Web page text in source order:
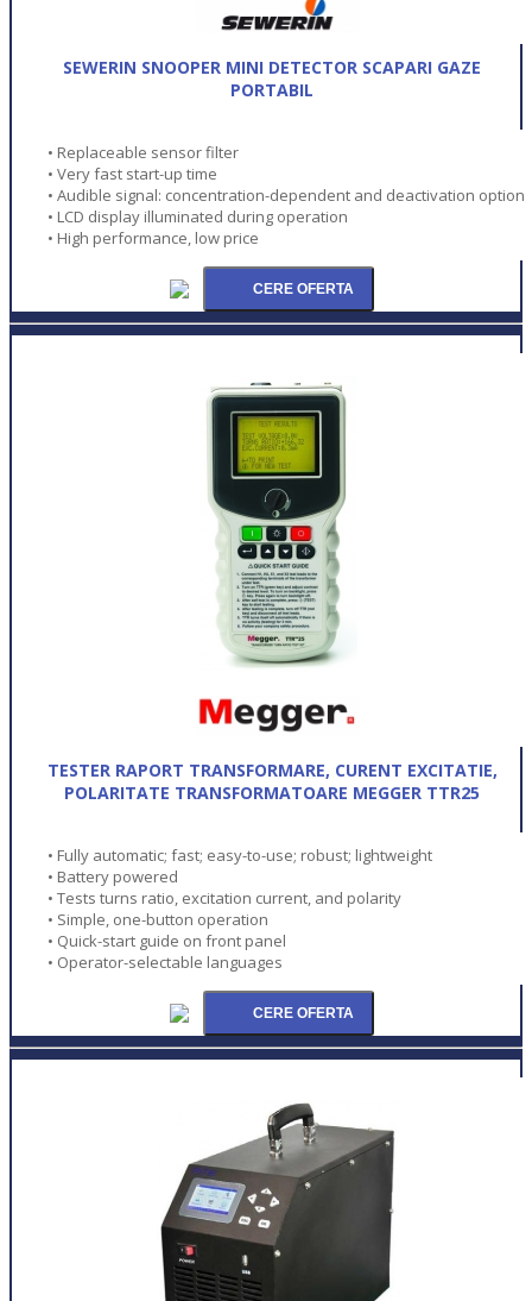
SEWERIN SNOOPER MINI DETECTOR SCAPARI GAZE
PORTABIL
• Replaceable sensor filter
• Very fast start-up time
• Audible signal: concentration-dependent and deactivation option
• LCD display illuminated during operation
• High performance, low price
TESTER RAPORT TRANSFORMARE, CURENT EXCITATIE,
POLARITATE TRANSFORMATOARE MEGGER TTR25
• Fully automatic; fast; easy-to-use; robust; lightweight
• Battery powered
• Tests turns ratio, excitation current, and polarity
• Simple, one-button operation
• Quick-start guide on front panel
• Operator-selectable languages